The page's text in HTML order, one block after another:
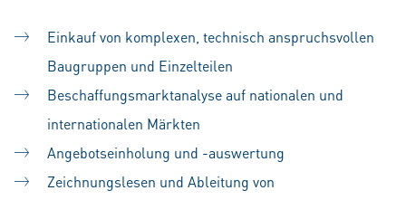
Einkauf von komplexen, technisch anspruchsvollen
Baugruppen und Einzelteilen
Beschaffungsmarktanalyse auf nationalen und
internationalen Märkten
Angebotseinholung und -auswertung
Zeichnungslesen und Ableitung von